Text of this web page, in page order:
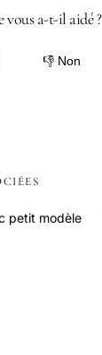
vous a-t-il aidé ?
👎 Non
petit modèle